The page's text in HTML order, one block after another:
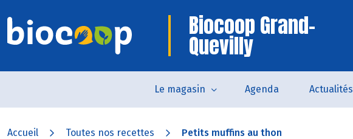
Biocoop Grand-
Quevilly
Le magasin Agenda Actualités
Accueil Toutes nos recettes Petits muffins au thon